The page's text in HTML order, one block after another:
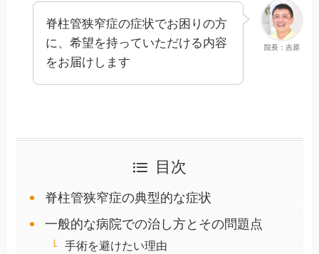
院長：吉原
脊柱管狭窄症の症状でお困りの方
に、希望を持っていただける内容
をお届けします
目次
脊柱管狭窄症の典型的な症状
一般的な病院での治し方とその問題点
手術を避けたい理由